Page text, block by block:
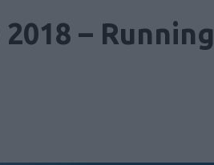
– Running